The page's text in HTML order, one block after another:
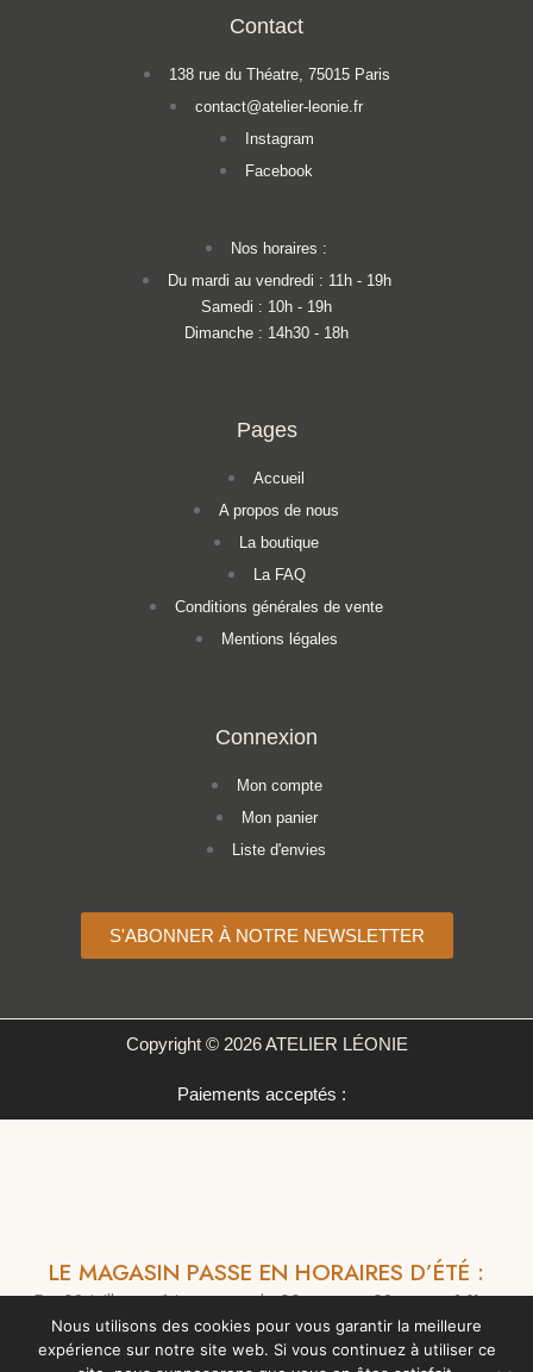
Contact
138 rue du Théatre, 75015 Paris
contact@atelier-leonie.fr
Instagram
Facebook
Nos horaires :
Du mardi au vendredi : 11h - 19h
Samedi : 10h - 19h
Dimanche : 14h30 - 18h
Pages
Accueil
A propos de nous
La boutique
La FAQ
Conditions générales de vente
Mentions légales
Connexion
Mon compte
Mon panier
Liste d'envies
S'ABONNER À NOTRE NEWSLETTER
Copyright © 2026 ATELIER LÉONIE
Paiements acceptés :
LE MAGASIN PASSE EN HORAIRES D’ÉTÉ :
Du 28 juillet au 14 aout, et du 22 aout au 28 aout :14h –
18h
Nous utilisons des cookies pour vous garantir la meilleure
expérience sur notre site web. Si vous continuez à utiliser ce